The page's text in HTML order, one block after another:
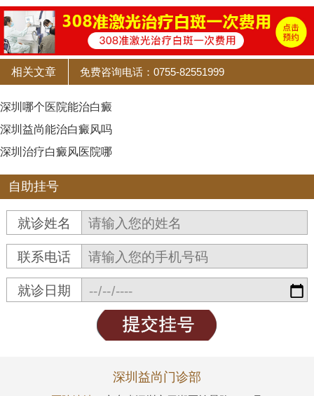
相关文章 免费咨询电话：0755-82551999
深圳哪个医院能治白癜
深圳益尚能治白癜风吗
深圳治疗白癜风医院哪
自助挂号
就诊姓名
联系电话
就诊日期
深圳益尚门诊部